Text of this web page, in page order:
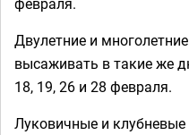
Двулетние и
высаживать в такие же
18, 19, 26 и 28 февраля.
Луковичные и